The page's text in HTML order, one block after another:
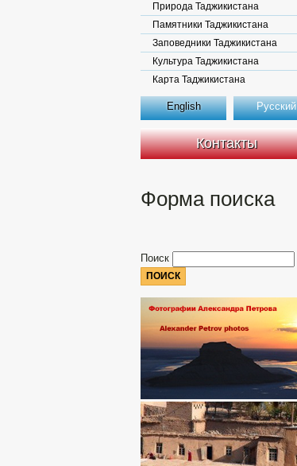
Природа Таджикистана
Памятники Таджикистана
Заповедники Таджикистана
Культура Таджикистана
Карта Таджикистана
English Русский
Контакты
Форма поиска
Поиск